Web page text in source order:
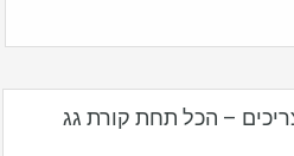
– הכל תחת קורת גג